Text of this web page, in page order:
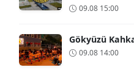
09.08 15:00
Gökyüzü
09.08 14:00